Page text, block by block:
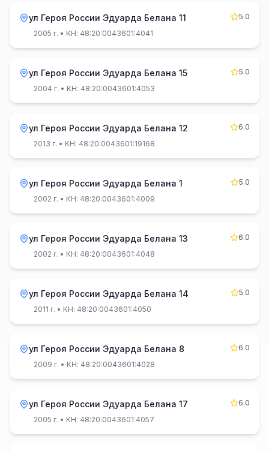
ул Героя России Эдуарда Белана 11
5.0
2005 г. • КН: 48:20:0043601:4041
ул Героя России Эдуарда Белана 15
5.0
2004 г. • КН: 48:20:0043601:4053
ул Героя России Эдуарда Белана 12
6.0
2013 г. • КН: 48:20:0043601:19168
ул Героя России Эдуарда Белана 1
5.0
2002 г. • КН: 48:20:0043601:4009
ул Героя России Эдуарда Белана 13
6.0
2002 г. • КН: 48:20:0043601:4048
ул Героя России Эдуарда Белана 14
5.0
2011 г. • КН: 48:20:0043601:4050
ул Героя России Эдуарда Белана 8
6.0
2009 г. • КН: 48:20:0043601:4028
ул Героя России Эдуарда Белана 17
6.0
2005 г. • КН: 48:20:0043601:4057